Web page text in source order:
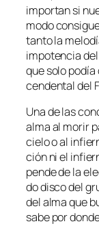
im­por­tan si
mo­do
tan­to la
im­po­ten­cia
que so­lo
cen­den­tal del
Una de las
al­ma al mo­rir
cie­lo o al
ción ni el
pen­de de la
do dis­co del
del al­ma que
sa­be por